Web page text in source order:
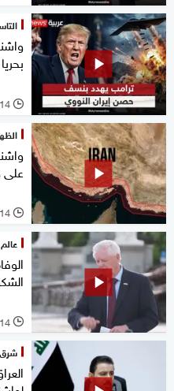
بحريا
l 14 يوليو 2026
على
l 14 يوليو 2026
عالم
l 14 يوليو 2026